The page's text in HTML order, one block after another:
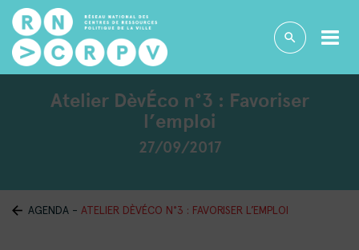
Atelier DèvÉco n°3 : Favoriser
l’emploi
27/09/2017
AGENDA - ATELIER DÈVÉCO N°3 : FAVORISER L’EMPLOI